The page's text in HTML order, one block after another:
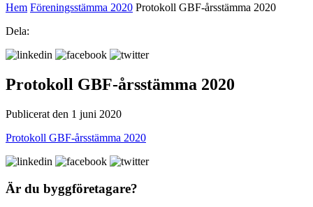
Hem Föreningsstämma 2020 Protokoll GBF-årsstämma 2020
Dela:
Protokoll GBF-årsstämma 2020
Publicerat den 1 juni 2020
Protokoll GBF-årsstämma 2020
Är du byggföretagare?